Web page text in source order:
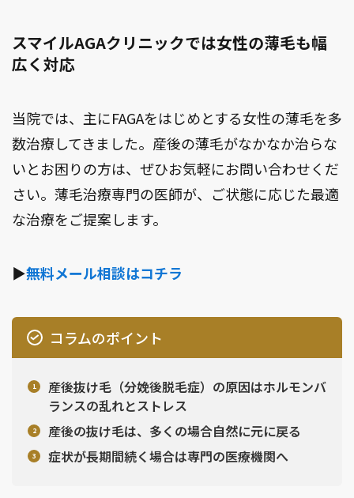
スマイルAGAクリニックでは女性の薄毛も幅
広く対応
当院では、主にFAGAをはじめとする女性の薄毛を多
数治療してきました。産後の薄毛がなかなか治らな
いとお困りの方は、ぜひお気軽にお問い合わせくだ
さい。薄毛治療専門の医師が、ご状態に応じた最適
な治療をご提案します。
▶︎無料メール相談はコチラ
コラムのポイント
産後抜け毛（分娩後脱毛症）の原因はホルモンバ
ランスの乱れとストレス
産後の抜け毛は、多くの場合自然に元に戻る
症状が長期間続く場合は専門の医療機関へ